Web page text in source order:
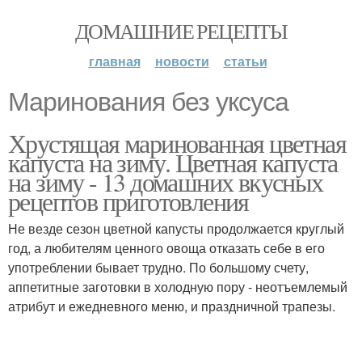
ДОМАШНИЕ РЕЦЕПТЫ
главная новости статьи
Маринования без уксуса
Хрустящая маринованная цветная
капуста на зиму. Цветная капуста
на зиму - 13 домашних вкусных
рецептов приготовления
Не везде сезон цветной капусты продолжается круглый
год, а любителям ценного овоща отказать себе в его
употреблении бывает трудно. По большому счету,
аппетитные заготовки в холодную пору - неотъемлемый
атрибут и ежедневного меню, и праздничной трапезы.